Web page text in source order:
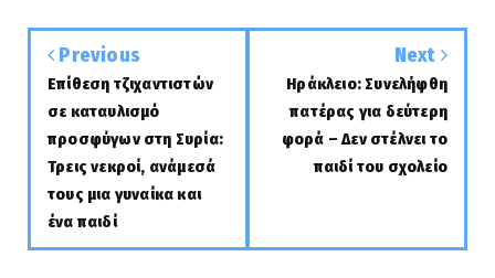
Previous
Επίθεση τζιχαντιστών
σε καταυλισμό
προσφύγων στη Συρία:
Τρεις νεκροί, ανάμεσά
τους μια γυναίκα και
ένα παιδί
Next
Ηράκλειο: Συνελήφθη
πατέρας για δεύτερη
φορά – Δεν στέλνει το
παιδί του σχολείο